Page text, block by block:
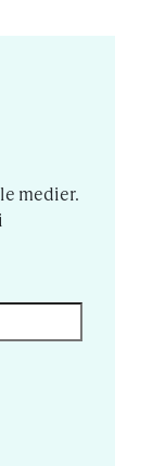
medier.